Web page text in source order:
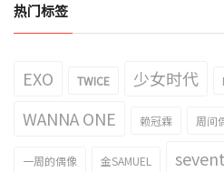
热门标签
EXO TWICE 少女时代
WANNA ONE 赖冠霖 周间
一周的偶像 金SAMUEL